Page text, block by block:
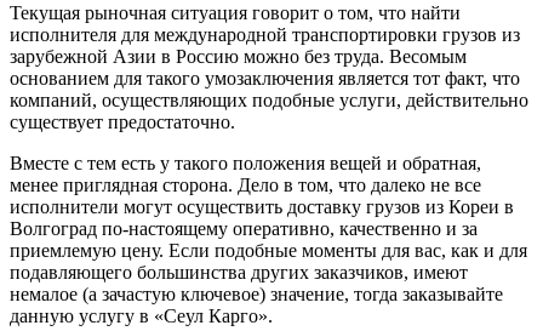
Текущая рыночная ситуация говорит о том, что найти
исполнителя для международной транспортировки грузов из
зарубежной Азии в Россию можно без труда. Весомым
основанием для такого умозаключения является тот факт, что
компаний, осуществляющих подобные услуги, действительно
существует предостаточно.
Вместе с тем есть у такого положения вещей и обратная,
менее приглядная сторона. Дело в том, что далеко не все
исполнители могут осуществить доставку грузов из Кореи в
Волгоград по-настоящему оперативно, качественно и за
приемлемую цену. Если подобные моменты для вас, как и для
подавляющего большинства других заказчиков, имеют
немалое (а зачастую ключевое) значение, тогда заказывайте
данную услугу в «Сеул Карго».